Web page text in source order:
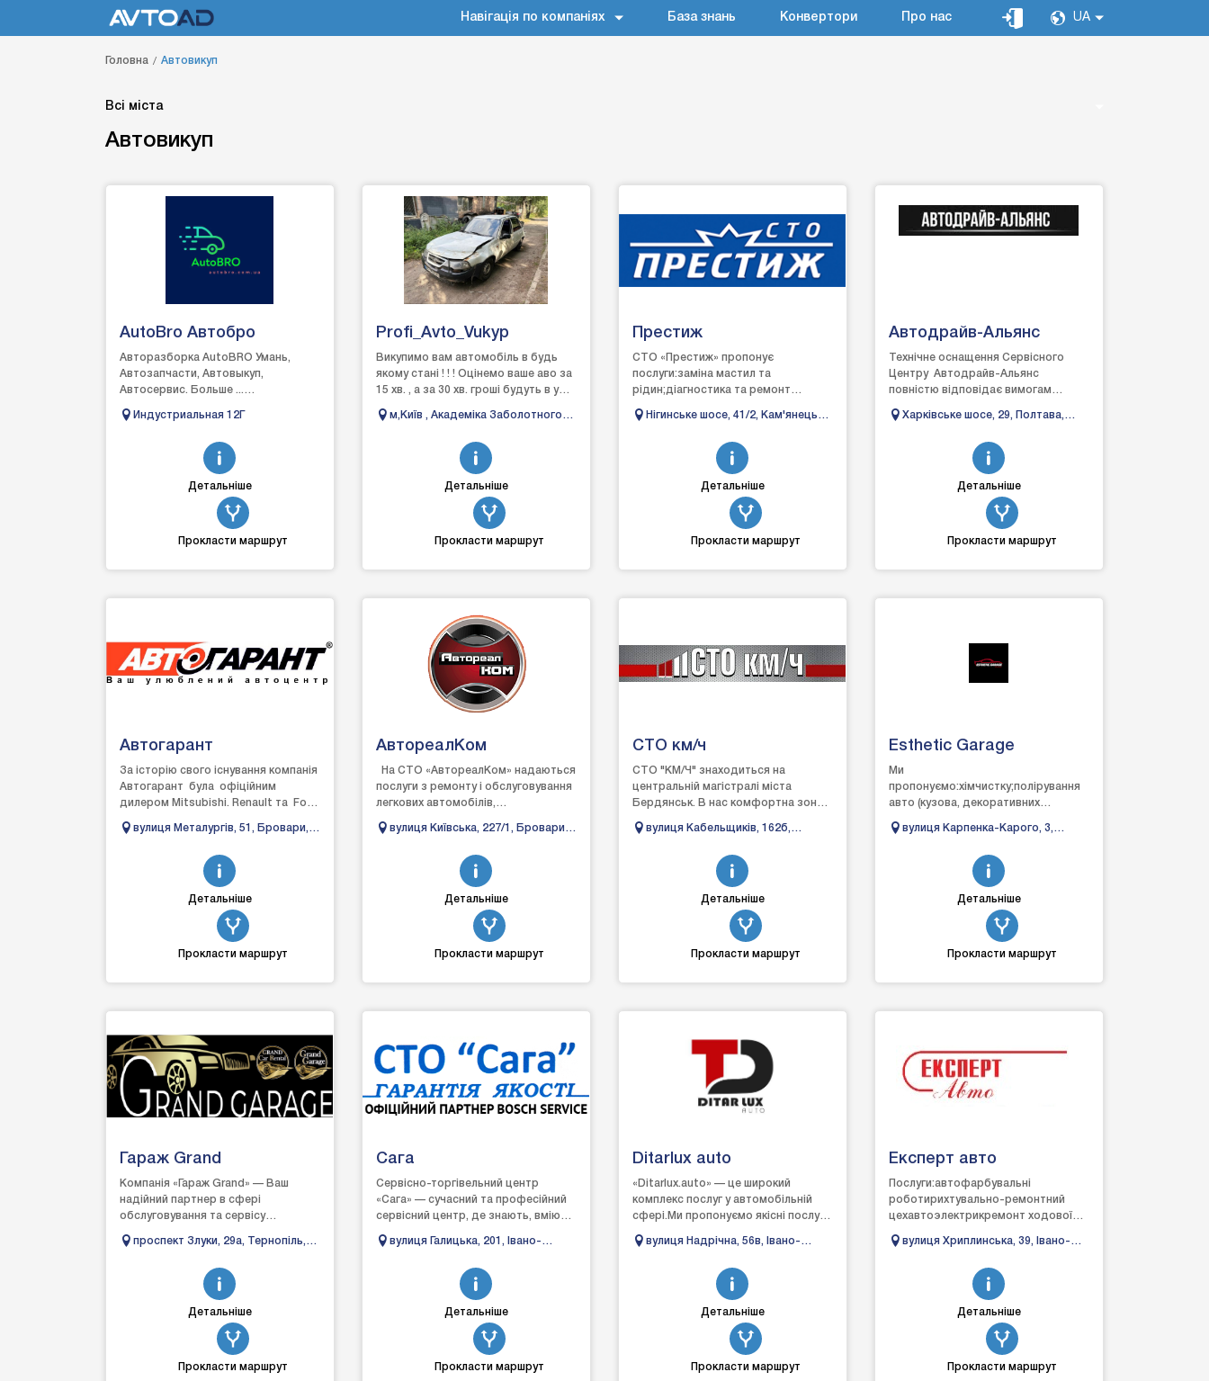
Навігація по компаніях База знань Конвертори Про нас UA
Головна Автовикуп
Всі міста
Автовикуп
AutoBro Автобро
Авторазборка AutoBRO Умань,
Автозапчасти, Автовыкуп,
Автосервис. Больше ...
автосервис, автобро.
Индустриальная 12Г
Детальніше
Прокласти маршрут
Profi_Avto_Vukyp
Викупимо вам автомобіль в будь
якому стані ! ! ! Оцінемо ваше аво за
15 хв. , а за 30 хв. гроші будуть в у
м,Київ , Академіка Заболотного
Детальніше
Прокласти маршрут
Престиж
СТО «Престиж» пропонує
послуги:заміна мастил та
рідин;діагностика та ремонт
частини;заміна:сайлентблоку;втулки
Нігинське шосе, 41/2, Кам'янець-
Детальніше
Прокласти маршрут
Автодрайв-Альянс
Технічне оснащення Сервісного
Центру Автодрайв-Альянс
повністю відповідає вимогам
оперативно і з&n...
Харківське шосе, 29, Полтава,
Детальніше
Прокласти маршрут
Автогарант
За історію свого існування компанія
Автогарант була офіційним
дилером Мitsubishi. Renault та Ford.
вулиця Металургів, 51, Бровари,
Детальніше
Прокласти маршрут
АвтореалКом
На СТО «АвтореалКом» надаються
послуги з ремонту і обслуговування
легкових автомобілів,
японських і європейсь...
вулиця Київська, 227/1, Бровари,
Детальніше
Прокласти маршрут
СТО км/ч
СТО "КМ/Ч" знаходиться на
центральній магістралі міста
Бердянськ. В нас комфортна зона
запасних частин, а тако...
вулиця Кабельщиків, 162б,
Детальніше
Прокласти маршрут
Esthetic Garage
Ми
пропонуємо:хімчистку;полірування
авто (кузова, декоративних
мийку;детейлінг двигуна;детейлінг
вулиця Карпенка-Карого, 3,
Детальніше
Прокласти маршрут
Гараж Grand
Компанія «Гараж Grand» — Ваш
надійний партнер в сфері
обслуговування та сервісу
такі послуги, як поліруванн...
проспект Злуки, 29а, Тернопіль,
Детальніше
Прокласти маршрут
Сага
Сервісно-торгівельний центр
«Сага» — сучасний та професійний
сервісний центр, де знають, вміють
та усунути р...
вулиця Галицька, 201, Івано-
Детальніше
Прокласти маршрут
Ditarlux auto
«Ditarlux.auto» — це широкий
комплекс послуг у автомобільній
сфері.Ми пропонуємо якісні послуги,
обслуговування та ...
вулиця Надрічна, 56в, Івано-
Детальніше
Прокласти маршрут
Експерт авто
Послуги:автофарбувальні
роботирихтувально-ремонтний
цехавтоэлектрикремонт ходової
автомобіляавтомийказамовлення
вулиця Хриплинська, 39, Івано-
Детальніше
Прокласти маршрут